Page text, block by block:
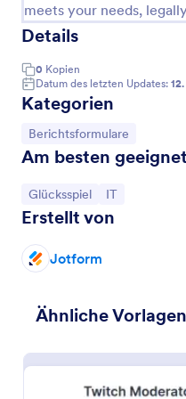
meets your needs,
Details
0 Kopien
Datum des letzten Updates:
Kategorien
Zur Kategorie:
Berichtsformulare
Am besten
Zur Kategorie:
Glücksspiel Zur Kategorie:
IT
Erstellt von
Jotform
Ähnliche Vorlagen
Discord-Formular